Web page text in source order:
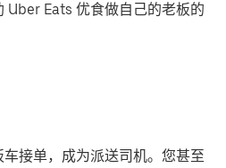
Uber Eats 优食做自己的老板的
接单，成为派送司机。您甚至